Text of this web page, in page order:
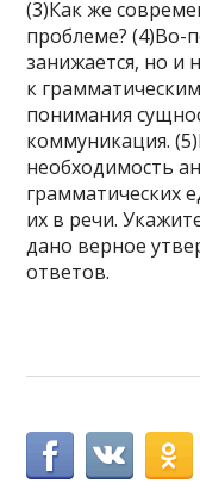
(3)Как же
проблеме? (4)Во-
занижается, но и
к
понимания
коммуникация.
необходимость
грамматических
их в речи.
дано верное
ответов.